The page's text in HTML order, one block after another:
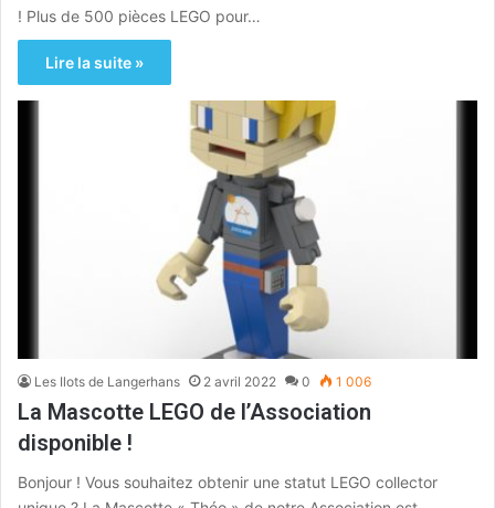
! Plus de 500 pièces LEGO pour…
Lire la suite »
Les Ilots de Langerhans 2 avril 2022 0 1 006
La Mascotte LEGO de l’Association
disponible !
Bonjour ! Vous souhaitez obtenir une statut LEGO collector